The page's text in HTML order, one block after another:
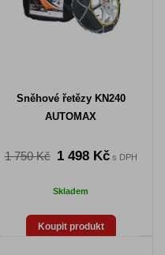
Sněhové řetězy KN240
AUTOMAX
1 750 Kč 1 498 Kčs DPH
Skladem
Koupit produkt